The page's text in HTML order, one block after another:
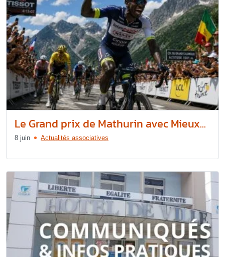
Le Grand prix de Mathurin avec Mieux...
8 juin Actualités associatives